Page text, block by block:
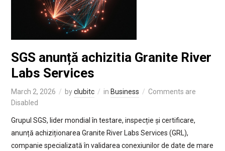
SGS anunță achizitia Granite River
Labs Services
March 2, 2026 byclubitc in Business
Comments are
Disabled
Grupul SGS, lider mondial în testare, inspecție și certificare,
anunță achiziționarea Granite River Labs Services (GRL),
companie specializată în validarea conexiunilor de date de mare